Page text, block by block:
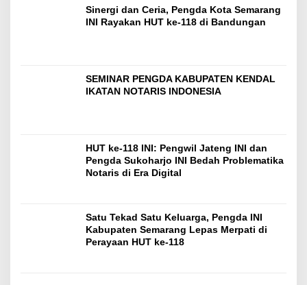
Sinergi dan Ceria, Pengda Kota Semarang
INI Rayakan HUT ke-118 di Bandungan
SEMINAR PENGDA KABUPATEN KENDAL
IKATAN NOTARIS INDONESIA
HUT ke-118 INI: Pengwil Jateng INI dan
Pengda Sukoharjo INI Bedah Problematika
Notaris di Era Digital
Satu Tekad Satu Keluarga, Pengda INI
Kabupaten Semarang Lepas Merpati di
Perayaan HUT ke-118